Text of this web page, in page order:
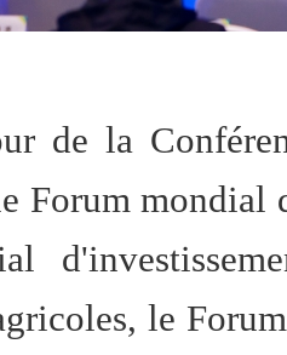
de la
Forum mondial
le